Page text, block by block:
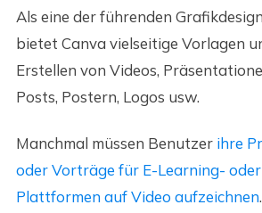
Als eine der führenden
bietet Canva vielseitige Vorlagen
Erstellen von Videos,
Posts, Postern, Logos usw.
Manchmal müssen Benutzer ihre
oder Vorträge für E-Learning-
Plattformen auf Video aufzeichnen.